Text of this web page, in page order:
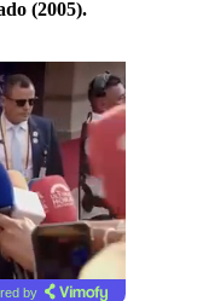
(2005).
by